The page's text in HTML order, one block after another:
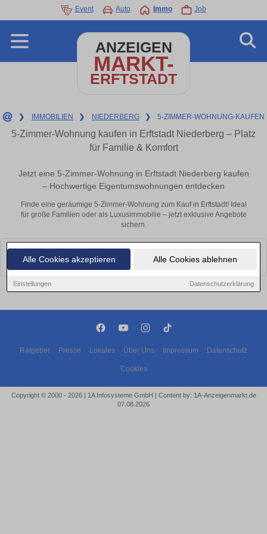
Alle Cookies akzeptieren Alle Cookies ablehnen
Einstellungen Datenschutzerklärung
Event Auto Immo Job
ANZEIGEN
MARKT-
ERFTSTADT
❯ IMMOBILIEN ❯ NIEDERBERG ❯ 5-ZIMMER-WOHNUNG-KAUFEN
5-Zimmer-Wohnung kaufen in Erftstadt Niederberg – Platz
für Familie & Komfort
Jetzt eine 5-Zimmer-Wohnung in Erftstadt Niederberg kaufen
– Hochwertige Eigentumswohnungen entdecken
Finde eine geräumige 5-Zimmer-Wohnung zum Kauf in Erftstadt! Ideal
für große Familien oder als Luxusimmobilie – jetzt exklusive Angebote
sichern.
Leider konnten wir derzeit keine passenden Objekte finden. Schauen Sie
bald wieder vorbei!
Ratgeber Presse Lokales Über Uns Impressum Datenschutz
Cookies
Copyright © 2000 - 2026 | 1A Infosysteme GmbH | Content by: 1A-Anzeigenmarkt.de
07.08.2026